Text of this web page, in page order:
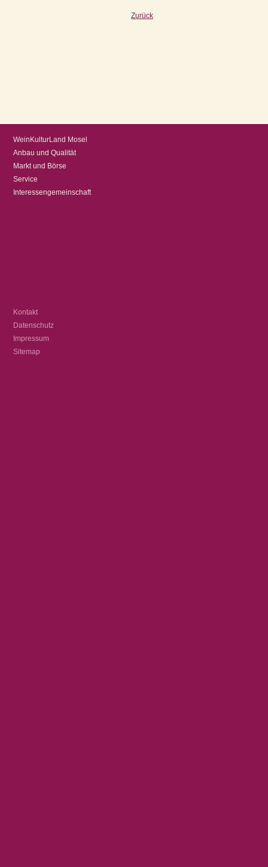
Zurück
Navigation
überspringen
WeinKulturLand Mosel
Anbau und Qualität
Markt und Börse
Service
Interessengemeinschaft
Navigation
überspringen
Kontakt
Datenschutz
Impressum
Sitemap